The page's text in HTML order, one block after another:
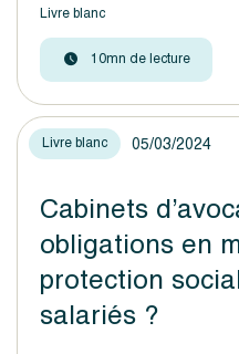
Livre blanc
10mn de lecture
Livre blanc 05/03/2024
Cabinets
obligations en
protection
salariés ?